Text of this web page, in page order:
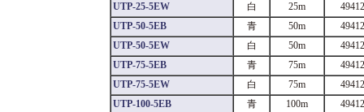
UTP-25-5EW
白 25m
UTP-50-5EB
青 50m
UTP-50-5EW
白 50m
UTP-75-5EB
青 75m
UTP-75-5EW
白 75m
UTP-100-5EB
青 100m